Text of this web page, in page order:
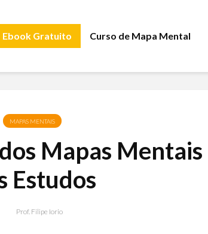
Ebook Gratuito Curso de Mapa Mental
MAPAS MENTAIS
Mapas Mentais
Estudos
Prof. Filipe Iorio